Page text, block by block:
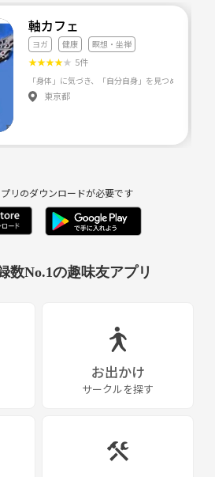
。
いらしてください。
ています
持ちください
たします
マットか、大きめのバスタオルをご用意く
す
誹謗中傷も禁止です
軸カフェ
ヨガ 健康 瞑想・坐禅
★★★★★ 5件
東京都
リのダウンロードが必要です
数No.1の趣味友アプリ
お出かけ
サークルを探す